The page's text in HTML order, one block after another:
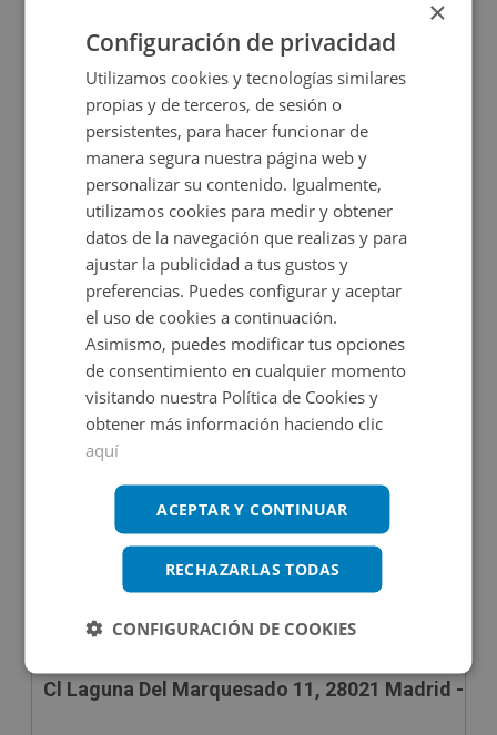
C/ Alcalde Angel Arroyo -, 28065 Getafe - Madrid
Impuestos no incluidos
4 inmuebles disponibles
7.500€
+ 11,25m 2
Cl Laguna Del Marquesado 11, 28021 Madrid -
×
Configuración de privacidad
Utilizamos cookies y tecnologías similares
propias y de terceros, de sesión o
persistentes, para hacer funcionar de
manera segura nuestra página web y
personalizar su contenido. Igualmente,
utilizamos cookies para medir y obtener
datos de la navegación que realizas y para
ajustar la publicidad a tus gustos y
preferencias. Puedes configurar y aceptar
el uso de cookies a continuación.
Asimismo, puedes modificar tus opciones
de consentimiento en cualquier momento
visitando nuestra Política de Cookies y
obtener más información haciendo clic
aquí
ACEPTAR Y CONTINUAR
RECHAZARLAS TODAS
CONFIGURACIÓN DE COOKIES